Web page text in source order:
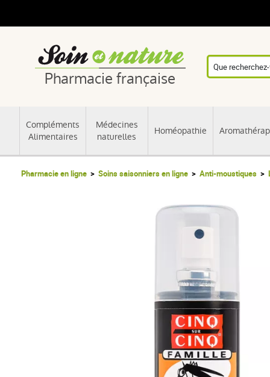
Pharmacie française
Compléments
Alimentaires
Médecines
naturelles
Homéopathie
Pharmacie en ligne Soins saisonniers en ligne Anti-moustiques